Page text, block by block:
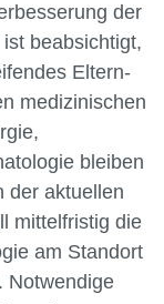
der
beabsichtigt,
Eltern-
medizinischen
bleiben
der aktuellen
mittelfristig die
am Standort
Notwendige